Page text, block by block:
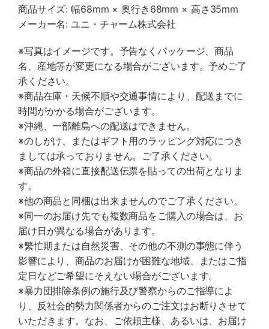
商品サイズ: 幅68mm × 奥行き68mm × 高さ35mm
メーカー名: ユニ・チャーム株式会社
※写真はイメージです。予告なくパッケージ、商品
名、産地等が変更になる場合がございます。予めご了
承ください。
※商品在庫・天候不順や交通事情により、配送までに
時間がかかる場合がございます。
※沖縄、一部離島への配送はできません。
※のしがけ、またはギフト用のラッピング対応につき
ましては承っておりません。ご了承ください。
※商品の外箱に直接配送伝票を貼っての出荷となりま
す。
※他の商品と同梱は出来ませんのでご了承ください。
※同一のお届け先でも複数商品をご購入の場合は、お
届け日が異なる場合があります。
※繁忙期または自然災害、その他の不測の事態に伴う
影響により、商品のお届けが困難な地域、またはご指
定日などご希望にそえない場合がございます。
※暴力団排除条例の施行及び警察からのご指導によ
り、反社会的勢力関係者からのご注文はお断りさせて
いただきます。なお、ご依頼主様、あるいは、お届け